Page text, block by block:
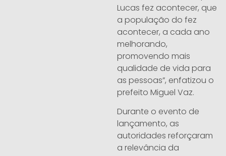
Lucas fez acontecer, que
a população do fez
acontecer, a cada ano
melhorando,
promovendo mais
qualidade de vida para
as pessoas”, enfatizou o
prefeito Miguel Vaz.
Durante o evento de
lançamento, as
autoridades reforçaram
a relevância da